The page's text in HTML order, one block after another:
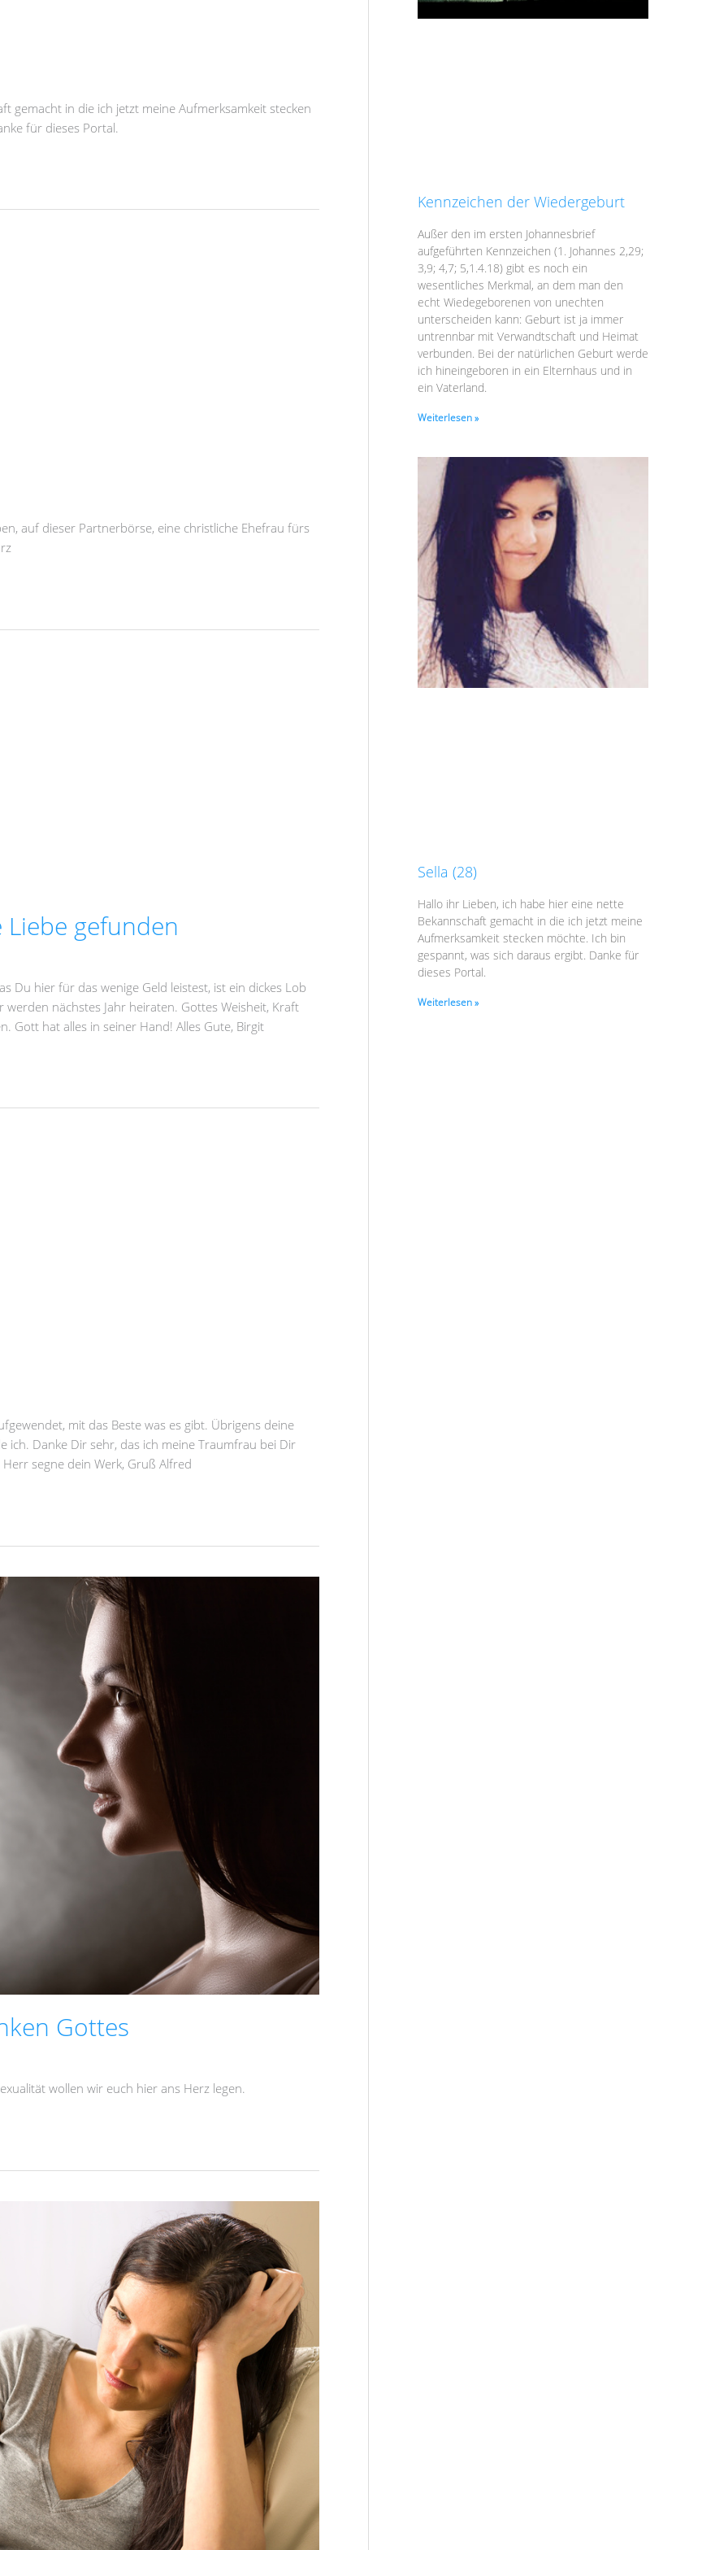
gemacht in die ich jetzt meine Aufmerksamkeit stecken
für dieses Portal.
auf dieser Partnerbörse, eine christliche Ehefrau fürs
Liebe gefunden
Du hier für das wenige Geld leistest, ist ein dickes Lob
nächstes Jahr heiraten. Gottes Weisheit, Kraft
Gott hat alles in seiner Hand! Alles Gute, Birgit
mit das Beste was es gibt. Übrigens deine
ich. Danke Dir sehr, das ich meine Traumfrau bei Dir
segne dein Werk, Gruß Alfred
Gottes
wollen wir euch hier ans Herz legen.
Kennzeichen der Wiedergeburt
Außer den im ersten Johannesbrief
aufgeführten Kennzeichen (1. Johannes 2,29;
3,9; 4,7; 5,1.4.18) gibt es noch ein
wesentliches Merkmal, an dem man den
echt Wiedegeborenen von unechten
unterscheiden kann: Geburt ist ja immer
untrennbar mit Verwandtschaft und Heimat
verbunden. Bei der natürlichen Geburt werde
ich hineingeboren in ein Elternhaus und in
ein Vaterland.
Weiterlesen »
Sella (28)
Hallo ihr Lieben, ich habe hier eine nette
Bekannschaft gemacht in die ich jetzt meine
Aufmerksamkeit stecken möchte. Ich bin
gespannt, was sich daraus ergibt. Danke für
dieses Portal.
Weiterlesen »